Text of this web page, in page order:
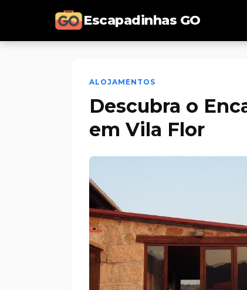
Escapadinhas GO
ALOJAMENTOS
Descubra o
em Vila Flor